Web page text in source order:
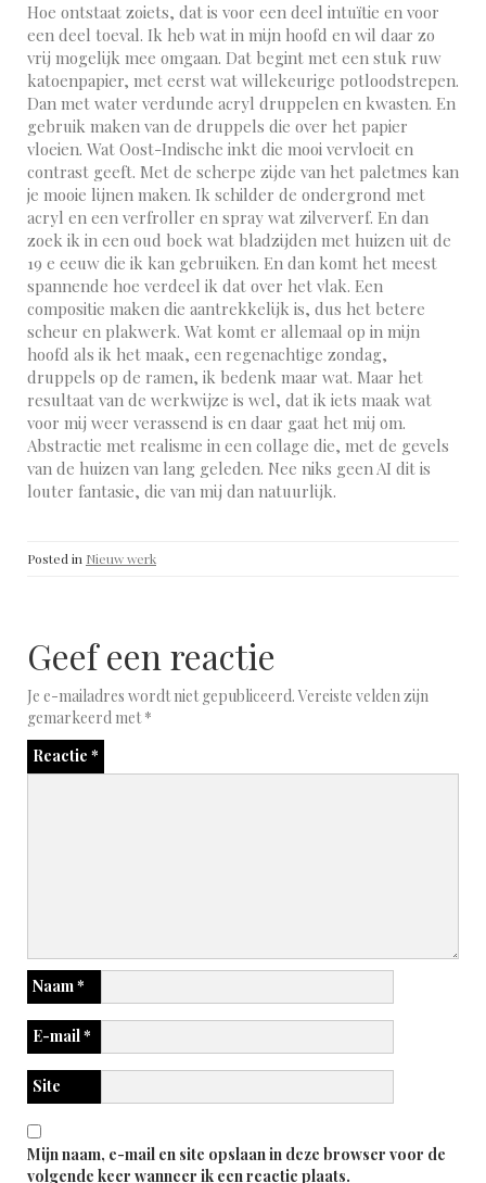
Hoe ontstaat zoiets, dat is voor een deel intuïtie en voor
een deel toeval. Ik heb wat in mijn hoofd en wil daar zo
vrij mogelijk mee omgaan. Dat begint met een stuk ruw
katoenpapier, met eerst wat willekeurige potloodstrepen.
Dan met water verdunde acryl druppelen en kwasten. En
gebruik maken van de druppels die over het papier
vloeien. Wat Oost-Indische inkt die mooi vervloeit en
contrast geeft. Met de scherpe zijde van het paletmes kan
je mooie lijnen maken. Ik schilder de ondergrond met
acryl en een verfroller en spray wat zilververf. En dan
zoek ik in een oud boek wat bladzijden met huizen uit de
19 e eeuw die ik kan gebruiken. En dan komt het meest
spannende hoe verdeel ik dat over het vlak. Een
compositie maken die aantrekkelijk is, dus het betere
scheur en plakwerk. Wat komt er allemaal op in mijn
hoofd als ik het maak, een regenachtige zondag,
druppels op de ramen, ik bedenk maar wat. Maar het
resultaat van de werkwijze is wel, dat ik iets maak wat
voor mij weer verassend is en daar gaat het mij om.
Abstractie met realisme in een collage die, met de gevels
van de huizen van lang geleden. Nee niks geen AI dit is
louter fantasie, die van mij dan natuurlijk.
Posted in Nieuw werk
Geef een reactie
Je e-mailadres wordt niet gepubliceerd. Vereiste velden zijn
gemarkeerd met*
Reactie *
Naam*
E-mail*
Site
Mijn naam, e-mail en site opslaan in deze browser voor de
volgende keer wanneer ik een reactie plaats.